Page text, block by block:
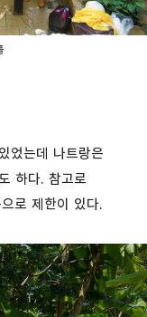
었는데 나트랑은
하다. 참고로
로 제한이 있다.